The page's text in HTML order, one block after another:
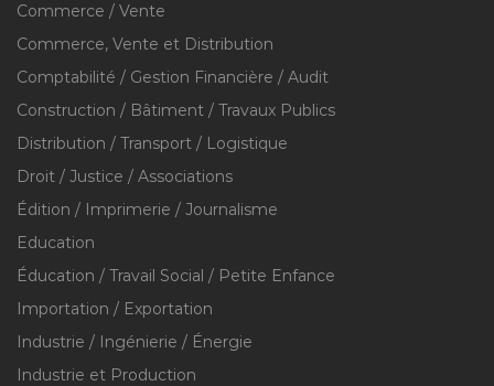
Commerce / Vente
Commerce, Vente et Distribution
Comptabilité / Gestion Financière / Audit
Construction / Bâtiment / Travaux Publics
Distribution / Transport / Logistique
Droit / Justice / Associations
Édition / Imprimerie / Journalisme
Education
Éducation / Travail Social / Petite Enfance
Importation / Exportation
Industrie / Ingénierie / Énergie
Industrie et Production